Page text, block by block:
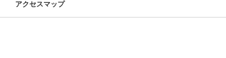
アクセスマップ